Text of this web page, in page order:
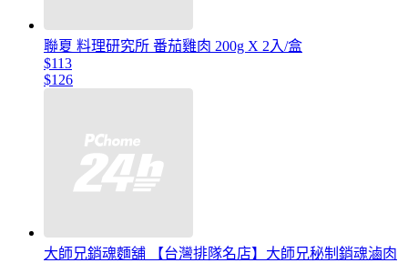
聯夏 料理研究所 番茄雞肉 200g X 2入/盒
$113
$126
大師兄銷魂麵舖 【台灣排隊名店】大師兄秘制銷魂滷肉